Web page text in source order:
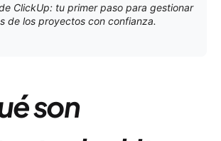
ClickUp: tu primer paso para gestionar
de los proyectos con confianza.
son